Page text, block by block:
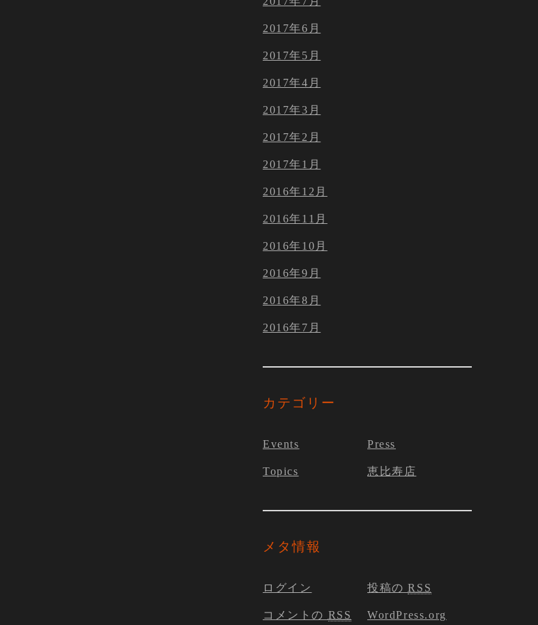
2017年6月
2017年5月
2017年4月
2017年3月
2017年2月
2017年1月
2016年12月
2016年11月
2016年10月
2016年9月
2016年8月
2016年7月
カテゴリー
Events Press
Topics 恵比寿店
メタ情報
ログイン 投稿のRSS
コメントの RSS WordPress.org